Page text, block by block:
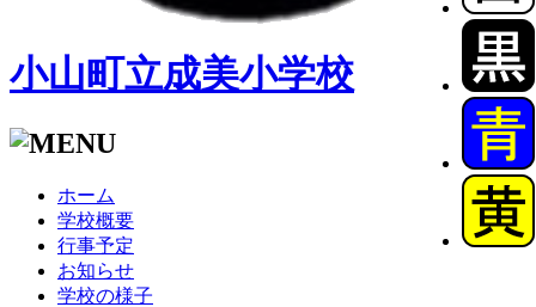
小山町立成美小学校
ホーム
学校概要
行事予定
お知らせ
学校の様子